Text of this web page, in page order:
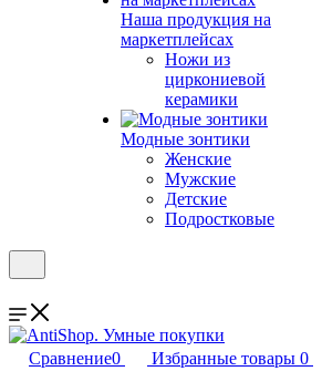
Наша продукция на
маркетплейсах
Ножи из
циркониевой
керамики
Модные зонтики
Женские
Мужские
Детские
Подростковые
Сравнение0 Избранные товары 0